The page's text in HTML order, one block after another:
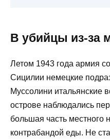
В убийцы из-за
Летом 1943 года армия
Сицилии немецкие
Муссолини итальянские
острове наблюдались
большая часть местного
контрабандой еды. Не